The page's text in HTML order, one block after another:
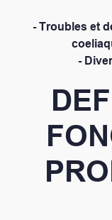
- Troubles et
-